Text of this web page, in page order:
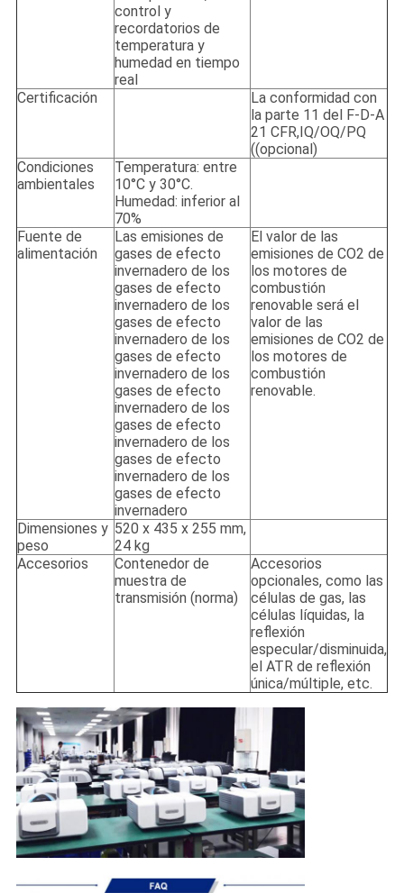
control y
recordatorios de
temperatura y
humedad en tiempo
real
Certificación
La conformidad con
la parte 11 del F-D-A
21 CFR,IQ/OQ/PQ
((opcional)
Condiciones
ambientales
Temperatura: entre
10°C y 30°C.
Humedad: inferior al
70%
Fuente de
alimentación
Las emisiones de
gases de efecto
invernadero de los
gases de efecto
invernadero de los
gases de efecto
invernadero de los
gases de efecto
invernadero de los
gases de efecto
invernadero de los
gases de efecto
invernadero de los
gases de efecto
invernadero de los
gases de efecto
invernadero
El valor de las
emisiones de CO2 de
los motores de
combustión
renovable será el
valor de las
emisiones de CO2 de
los motores de
combustión
renovable.
Dimensiones y
peso
520 x 435 x 255 mm,
24 kg
Accesorios
Contenedor de
muestra de
transmisión (norma)
Accesorios
opcionales, como las
células de gas, las
células líquidas, la
reflexión
especular/disminuida,
el ATR de reflexión
única/múltiple, etc.